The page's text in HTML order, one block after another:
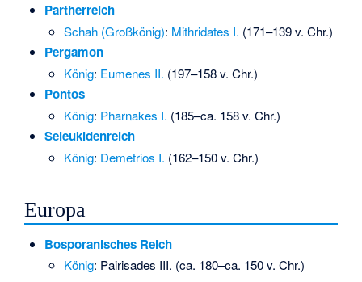
Partherreich
Schah (Großkönig): Mithridates I. (171–139 v. Chr.)
Pergamon
König: Eumenes II. (197–158 v. Chr.)
Pontos
König: Pharnakes I. (185–ca. 158 v. Chr.)
Seleukidenreich
König: Demetrios I. (162–150 v. Chr.)
Europa
Bosporanisches Reich
König: Pairisades III. (ca. 180–ca. 150 v. Chr.)